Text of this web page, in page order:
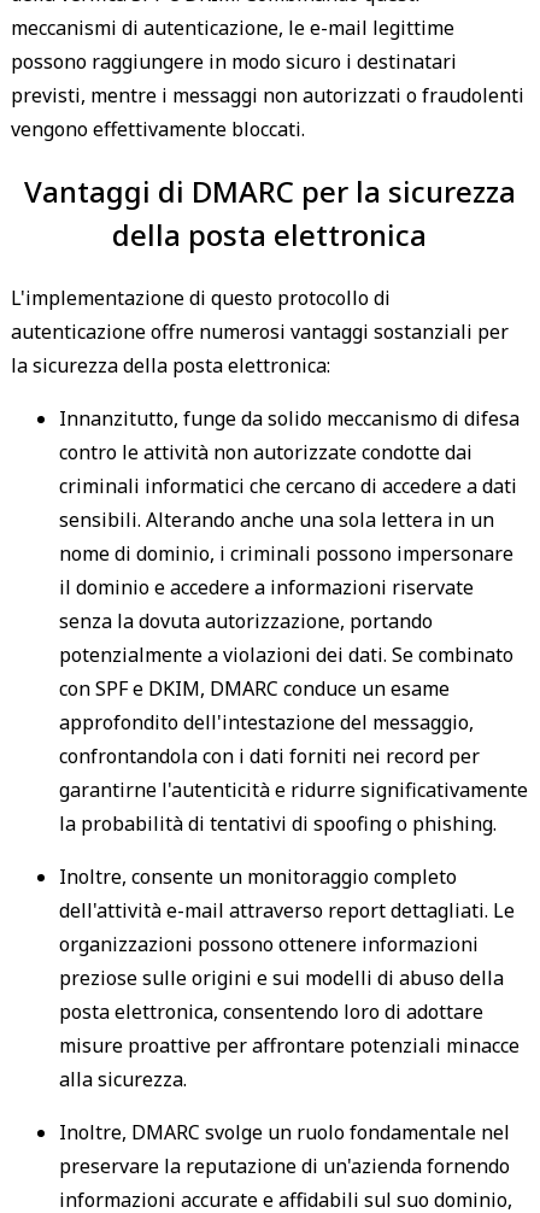
meccanismi di autenticazione, le e-mail legittime
possono raggiungere in modo sicuro i destinatari
previsti, mentre i messaggi non autorizzati o fraudolenti
vengono effettivamente bloccati.
Vantaggi di DMARC per la sicurezza
della posta elettronica
L'implementazione di questo protocollo di
autenticazione offre numerosi vantaggi sostanziali per
la sicurezza della posta elettronica:
Innanzitutto, funge da solido meccanismo di difesa
contro le attività non autorizzate condotte dai
criminali informatici che cercano di accedere a dati
sensibili. Alterando anche una sola lettera in un
nome di dominio, i criminali possono impersonare
il dominio e accedere a informazioni riservate
senza la dovuta autorizzazione, portando
potenzialmente a violazioni dei dati. Se combinato
con SPF e DKIM, DMARC conduce un esame
approfondito dell'intestazione del messaggio,
confrontandola con i dati forniti nei record per
garantirne l'autenticità e ridurre significativamente
la probabilità di tentativi di spoofing o phishing.
Inoltre, consente un monitoraggio completo
dell'attività e-mail attraverso report dettagliati. Le
organizzazioni possono ottenere informazioni
preziose sulle origini e sui modelli di abuso della
posta elettronica, consentendo loro di adottare
misure proattive per affrontare potenziali minacce
alla sicurezza.
Inoltre, DMARC svolge un ruolo fondamentale nel
preservare la reputazione di un'azienda fornendo
informazioni accurate e affidabili sul suo dominio,